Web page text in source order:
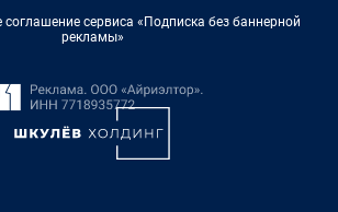
соглашение сервиса «Подписка без баннерной
рекламы»